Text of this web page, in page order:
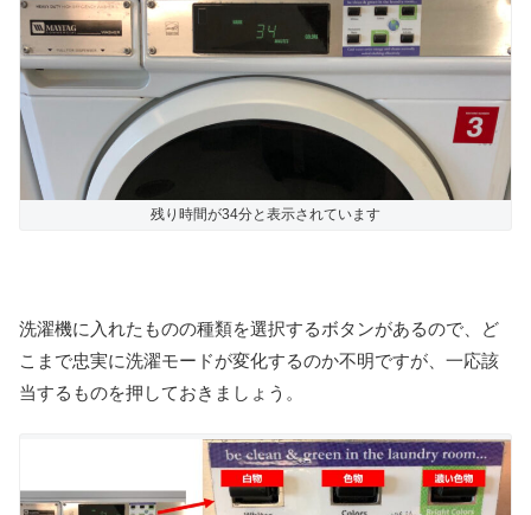
残り時間が34分と表示されています
洗濯機に入れたものの種類を選択するボタンがあるので、ど
こまで忠実に洗濯モードが変化するのか不明ですが、一応該
当するものを押しておきましょう。